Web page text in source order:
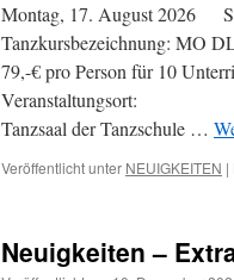
Montag, 17. August 2026
Tanzkursbezeichnung: MO
79,-€ pro Person für 10
Veranstaltungsort:
Tanzsaal der Tanzschule …
Veröffentlicht unter NEUIGKEITEN |
Neuigkeiten –